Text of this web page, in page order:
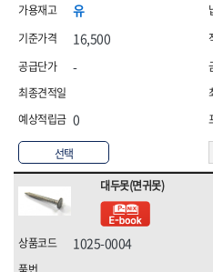
선택
유
16,500
-
0
대두못(면귀못)
1025-0004